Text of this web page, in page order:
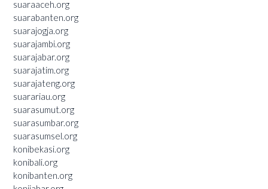
suaraaceh.org
suarabanten.org
suarajogja.org
suarajambi.org
suarajabar.org
suarajatim.org
suarajateng.org
suarariau.org
suarasumut.org
suarasumbar.org
suarasumsel.org
konibekasi.org
konibali.org
konibanten.org